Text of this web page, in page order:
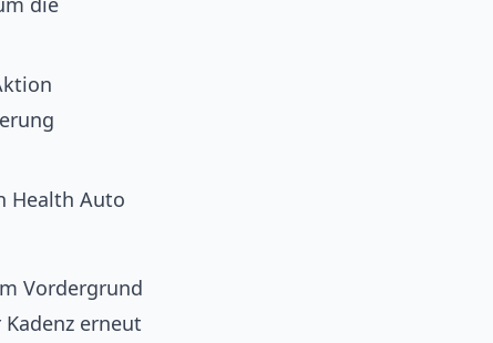
Health Auto
Vordergrund
erneut